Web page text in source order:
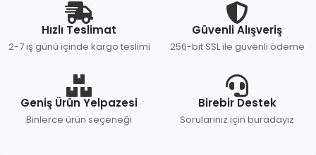
Hızlı Teslimat
2-7 iş günü içinde kargo teslimi
Güvenli Alışveriş
256-bit SSL ile güvenli ödeme
Geniş Ürün Yelpazesi
Binlerce ürün seçeneği
Birebir Destek
Sorularınız için buradayız